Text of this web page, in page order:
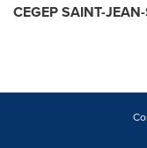
CEGEP SAINT-